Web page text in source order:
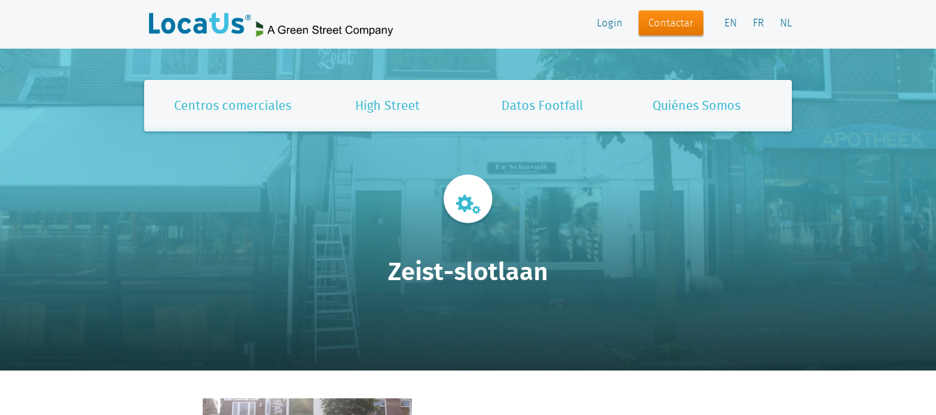
Login Contactar EN FR NL
Centros comerciales High Street Datos Footfall Quiénes Somos
Zeist-slotlaan